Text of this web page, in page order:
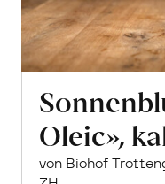
Oleic»,
von Biohof